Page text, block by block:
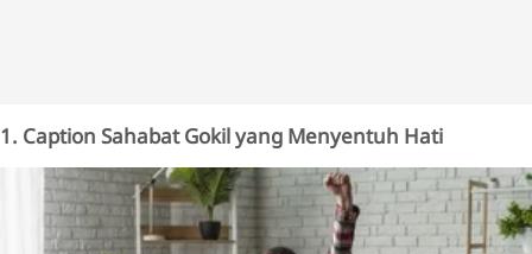
1. Caption Sahabat Gokil yang Menyentuh Hati